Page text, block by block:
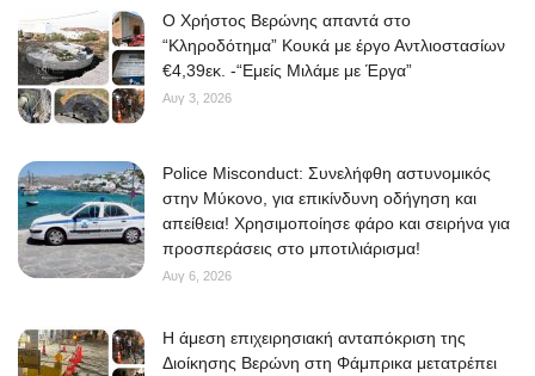
O Χρήστος Βερώνης απαντά στο
“Κληροδότημα” Κουκά με έργο Αντλιοστασίων
€4,39εκ. -“Εμείς Μιλάμε με Έργα”
Αυγ 3, 2026
Police Misconduct: Συνελήφθη αστυνομικός
στην Μύκονο, για επικίνδυνη οδήγηση και
απείθεια! Χρησιμοποίησε φάρο και σειρήνα για
προσπεράσεις στο μποτιλιάρισμα!
Αυγ 6, 2026
Η άμεση επιχειρησιακή ανταπόκριση της
Διοίκησης Βερώνη στη Φάμπρικα μετατρέπει